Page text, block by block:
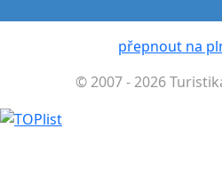
přepnout na
© 2007 - 2026